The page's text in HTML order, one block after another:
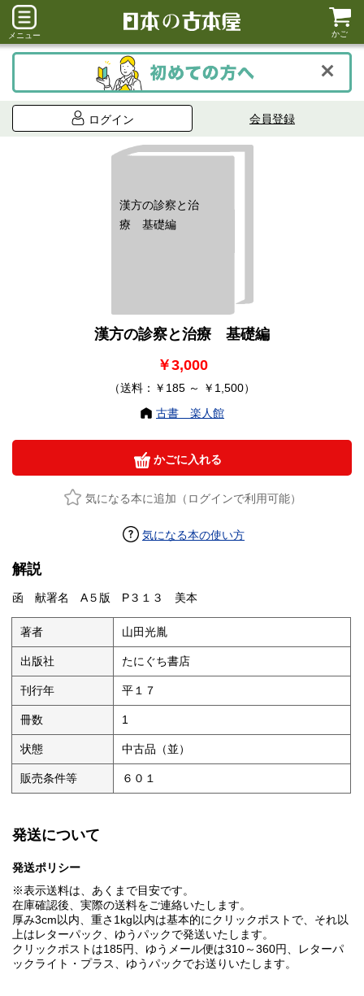
メニュー かご
ログイン 会員登録
漢方の診察と治
療 基礎編
漢方の診察と治療 基礎編
￥3,000
（送料：￥185 ～ ￥1,500）
古書 楽人館
かごに入れる
気になる本に追加（ログインで利用可能）
気になる本の使い方
解説
函 献署名 A５版 P３１３ 美本
著者 山田光胤
出版社 たにぐち書店
刊行年 平１７
冊数 1
状態 中古品（並）
販売条件等 ６０１
発送について
発送ポリシー
※表示送料は、あくまで目安です。
在庫確認後、実際の送料をご連絡いたします。
厚み3cm以内、重さ1kg以内は基本的にクリックポストで、それ以
上はレターパック、ゆうパックで発送いたします。
クリックポストは185円、ゆうメール便は310～360円、レターパ
ックライト・プラス、ゆうパックでお送りいたします。